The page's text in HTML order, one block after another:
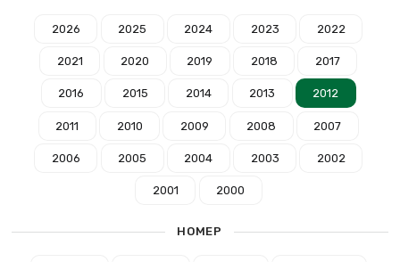
2026 2025 2024 2023 2022
2021 2020 2019 2018 2017
2016 2015 2014 2013 2012
2011 2010 2009 2008 2007
2006 2005 2004 2003 2002
2001 2000
НОМЕР